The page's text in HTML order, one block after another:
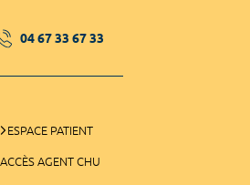
04 67 33 67 33
ESPACE PATIENT
ACCÈS AGENT CHU